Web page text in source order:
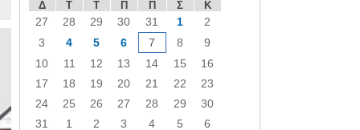
Δ Τ Τ Π Π Σ Κ
27 28 29 30 31 1
2
3
4 5 6 7 8
9
10
11 12 13 14 15
16
17
18 19 20 21 22
23
24
25 26 27 28 29
30
31
1 2 3 4 5 6